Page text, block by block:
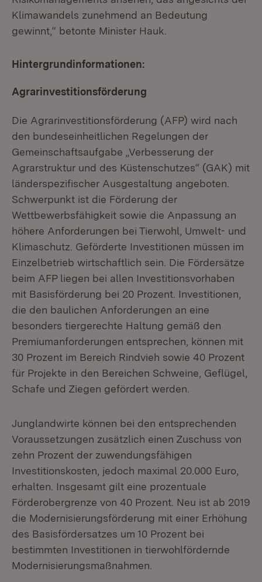
Klimawandels zunehmend an Bedeutung
gewinnt,“ betonte Minister Hauk.
Hintergrundinformationen:
Agrarinvestitionsförderung
Die Agrarinvestitionsförderung (AFP) wird nach
den bundeseinheitlichen Regelungen der
Gemeinschaftsaufgabe „Verbesserung der
Agrarstruktur und des Küstenschutzes“ (GAK) mit
länderspezifischer Ausgestaltung angeboten.
Schwerpunkt ist die Förderung der
Wettbewerbsfähigkeit sowie die Anpassung an
höhere Anforderungen bei Tierwohl, Umwelt- und
Klimaschutz. Geförderte Investitionen müssen im
Einzelbetrieb wirtschaftlich sein. Die Fördersätze
beim AFP liegen bei allen Investitionsvorhaben
mit Basisförderung bei 20 Prozent. Investitionen,
die den baulichen Anforderungen an eine
besonders tiergerechte Haltung gemäß den
Premiumanforderungen entsprechen, können mit
30 Prozent im Bereich Rindvieh sowie 40 Prozent
für Projekte in den Bereichen Schweine, Geflügel,
Schafe und Ziegen gefördert werden.
Junglandwirte können bei den entsprechenden
Voraussetzungen zusätzlich einen Zuschuss von
zehn Prozent der zuwendungsfähigen
Investitionskosten, jedoch maximal 20.000 Euro,
erhalten. Insgesamt gilt eine prozentuale
Förderobergrenze von 40 Prozent. Neu ist ab 2019
die Modernisierungsförderung mit einer Erhöhung
des Basisfördersatzes um 10 Prozent bei
bestimmten Investitionen in tierwohlfördernde
Modernisierungsmaßnahmen.